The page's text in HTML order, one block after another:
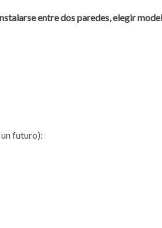
entre dos paredes, elegir
futuro):